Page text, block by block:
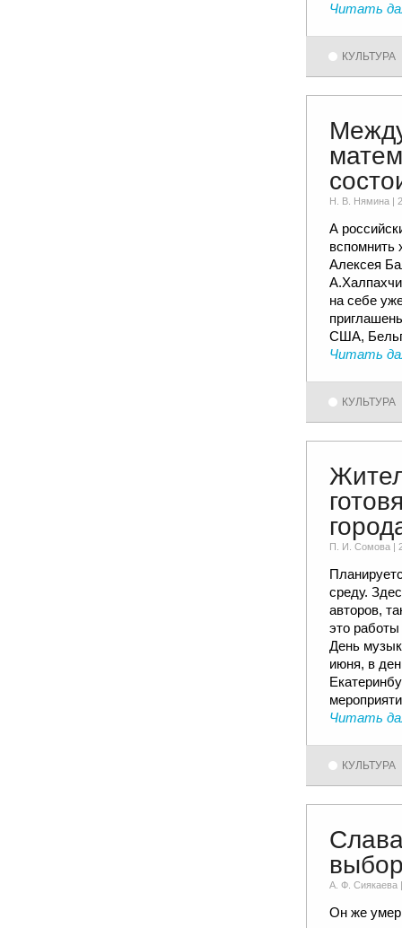
Читать
КУЛЬТУРА
Н. В. Няминa |
А
вспомнить
Алексея
на себе
США,
Читать
КУЛЬТУРА
П. И. Сомовa |
среду.
авторов,
это
День
июня, в
Читать
КУЛЬТУРА
А. Ф. Сиякаевa
Он же умер